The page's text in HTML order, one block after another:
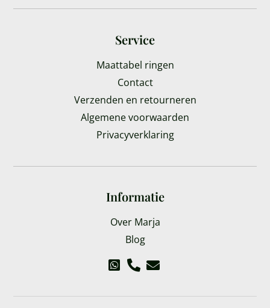
Service
Maattabel ringen
Contact
Verzenden en retourneren
Algemene voorwaarden
Privacyverklaring
Informatie
Over Marja
Blog